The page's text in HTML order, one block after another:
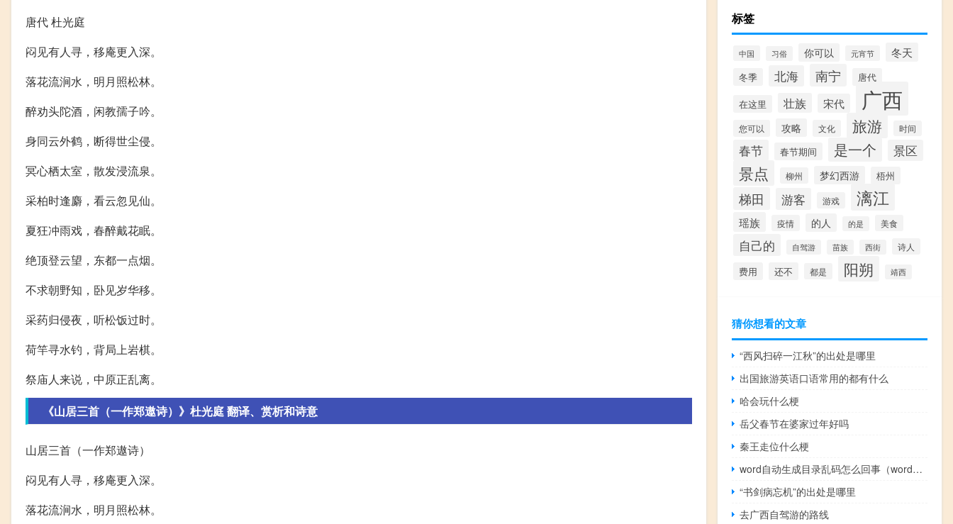
唐代 杜光庭
闷见有人寻，移庵更入深。
落花流涧水，明月照松林。
醉劝头陀酒，闲教孺子吟。
身同云外鹤，断得世尘侵。
冥心栖太室，散发浸流泉。
采柏时逢麝，看云忽见仙。
夏狂冲雨戏，春醉戴花眠。
绝顶登云望，东都一点烟。
不求朝野知，卧见岁华移。
采药归侵夜，听松饭过时。
荷竿寻水钓，背局上岩棋。
祭庙人来说，中原正乱离。
《山居三首（一作郑遨诗）》杜光庭 翻译、赏析和诗意
山居三首（一作郑遨诗）
闷见有人寻，移庵更入深。
落花流涧水，明月照松林。
标签
中国 习俗 你可以 元宵节 冬天
冬季 北海 南宁
唐代
在这里
壮族 宋代 广西
您可以 攻略 文化 旅游 时间
春节 春节期间 是一个 景区
景点 柳州 梦幻西游 梧州
梯田 游客 游戏 漓江
瑶族 疫情 的人 的是 美食
自己的 自驾游 苗族 西街 诗人
费用 还不 都是 阳朔 靖西
猜你想看的文章
“西风扫碎一江秋”的出处是哪里
出国旅游英语口语常用的都有什么
哈会玩什么梗
岳父春节在婆家过年好吗
秦王走位什么梗
word自动生成目录乱码怎么回事（word自动生成目录）
“书剑病忘机”的出处是哪里
去广西自驾游的路线